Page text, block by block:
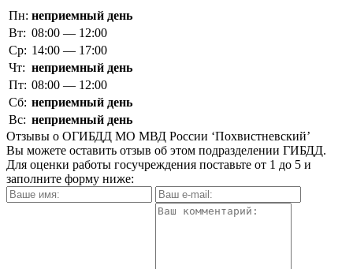
Пн: неприемный день
Вт: 08:00 — 12:00
Ср: 14:00 — 17:00
Чт: неприемный день
Пт: 08:00 — 12:00
Сб: неприемный день
Вс: неприемный день
Отзывы о ОГИБДД МО МВД России ‘Похвистневский’
Вы можете оставить отзыв об этом подразделении ГИБДД.
Для оценки работы госучреждения поставьте от 1 до 5 и
заполните форму ниже: